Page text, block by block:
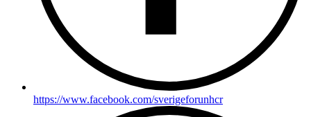
https://www.facebook.com/sverigeforunhcr